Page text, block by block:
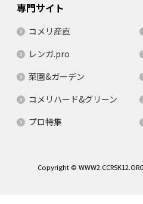
専門サイト
コメリ産直
レンガ.pro
菜園&ガーデン
コメリハード&グリーン
プロ特集
Copyright ©